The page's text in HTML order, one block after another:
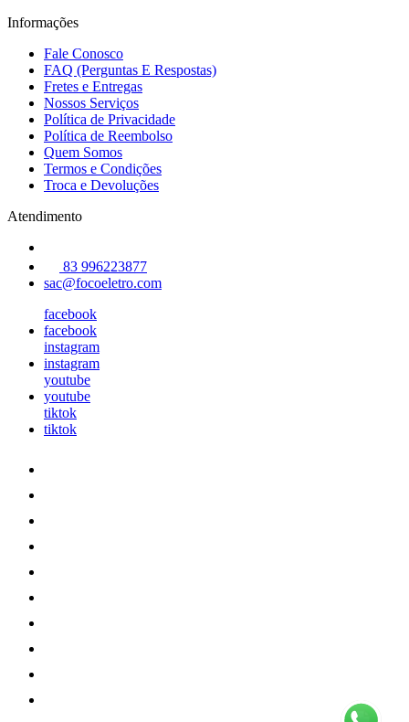
Informações
Fale Conosco
FAQ (Perguntas E Respostas)
Fretes e Entregas
Nossos Serviços
Política de Privacidade
Política de Reembolso
Quem Somos
Termos e Condições
Troca e Devoluções
Atendimento
83 996223877
sac@focoeletro.com
facebook
facebook
instagram
instagram
youtube
youtube
tiktok
tiktok